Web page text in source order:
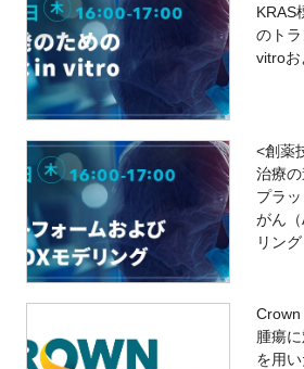
KRAS
のト
vitroお
<創薬
治療
プラ
がん
リング
Crown
腫瘍
を用